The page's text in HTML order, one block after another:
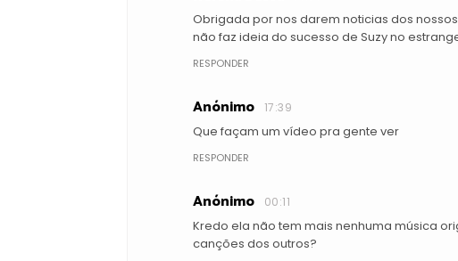
Obrigada por nos darem noticias dos
não faz ideia do sucesso de Suzy no
RESPONDER
Anónimo 17:39
Que façam um vídeo pra gente ver
RESPONDER
Anónimo 00:11
Kredo ela não tem mais nenhuma música
canções dos outros?